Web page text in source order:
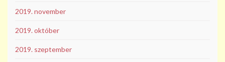
2019. november
2019. október
2019. szeptember